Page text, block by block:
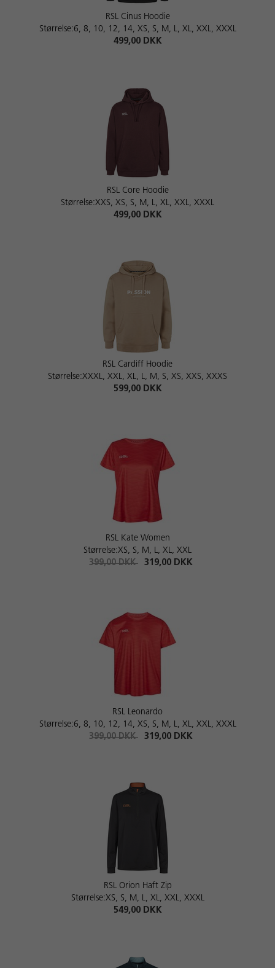
RSL Cinus Hoodie
Størrelse:6, 8, 10, 12, 14, XS, S, M, L, XL, XXL, XXXL
499,00 DKK
RSL Core Hoodie
Størrelse:XXS, XS, S, M, L, XL, XXL, XXXL
499,00 DKK
RSL Cardiff Hoodie
Størrelse:XXXL, XXL, XL, L, M, S, XS, XXS, XXXS
599,00 DKK
RSL Kate Women
Størrelse:XS, S, M, L, XL, XXL
399,00 DKK
319,00 DKK
RSL Leonardo
Størrelse:6, 8, 10, 12, 14, XS, S, M, L, XL, XXL, XXXL
399,00 DKK
319,00 DKK
RSL Orion Haft Zip
Størrelse:XS, S, M, L, XL, XXL, XXXL
549,00 DKK